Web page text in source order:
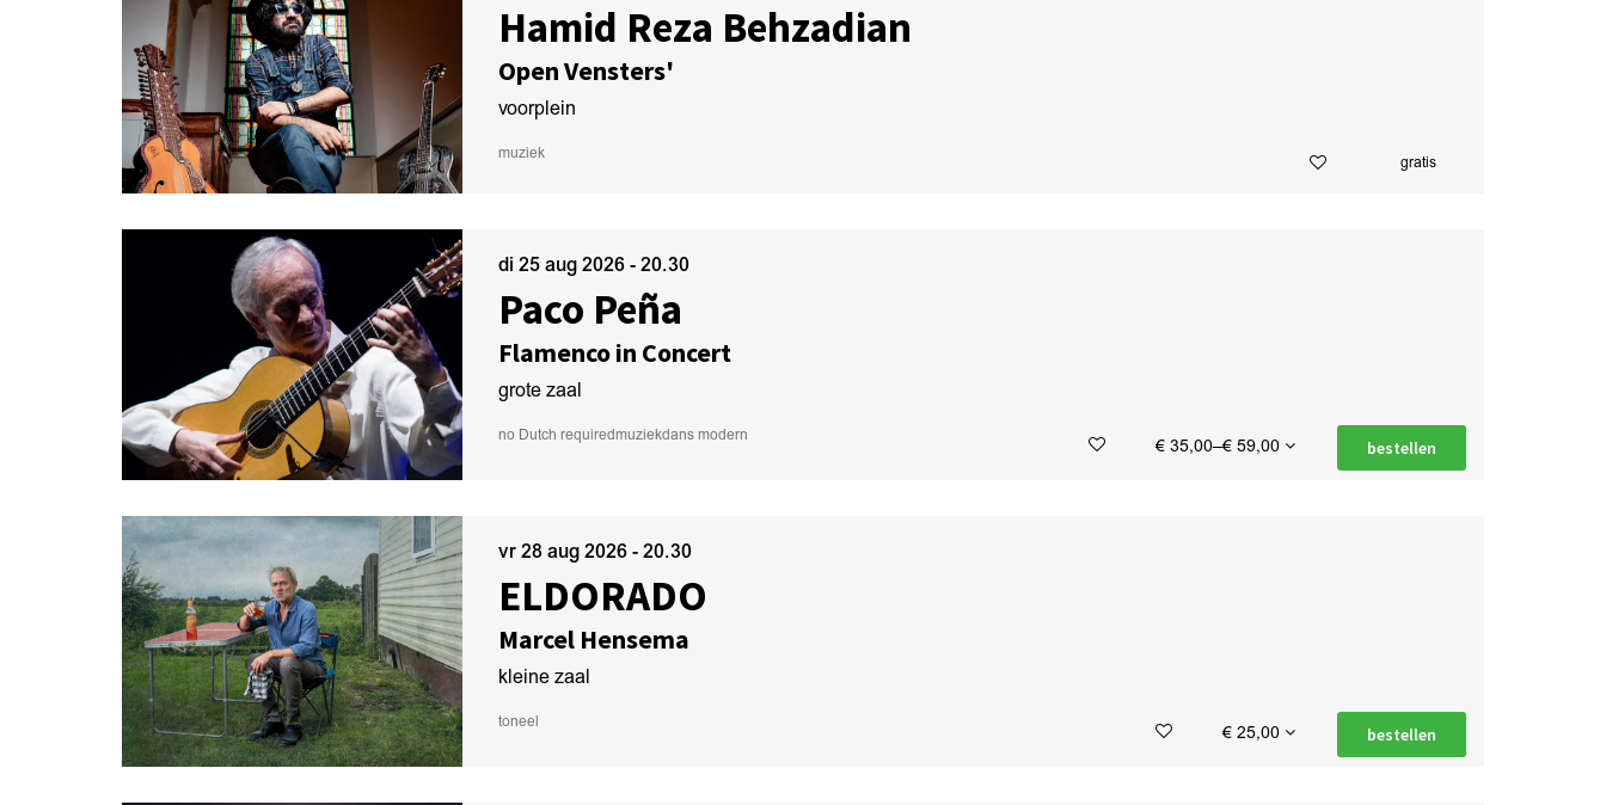
Hamid Reza Behzadian
Open Vensters'
voorplein
muziek
gratis
Paco Peña
Flamenco in Concert
di 25 aug 2026 - 20.30
grote zaal
no Dutch requiredmuziekdans modern € 35,00–€ 59,00 bestellen
ELDORADO
Marcel Hensema
vr 28 aug 2026 - 20.30
kleine zaal
toneel € 25,00 bestellen